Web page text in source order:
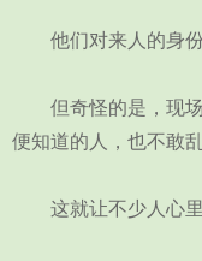
他们对来人的身份
但奇怪的是，现场
便知道的人，也不敢乱
这就让不少人心里